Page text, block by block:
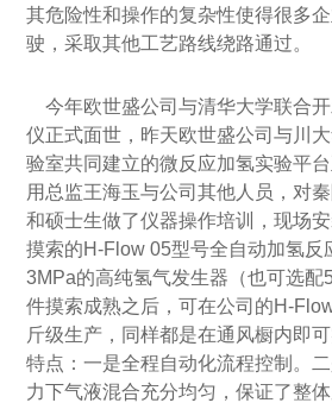
其危险性和操作的复杂性使得很多
驶，采取其他工艺路线绕路通过。
今年欧世盛公司与清华大学联合
仪正式面世，昨天欧世盛公司与川
验室共同建立的微反应加氢实验平
用总监王海玉与公司其他人员，对
和硕士生做了仪器操作培训，现场
摸索的H-Flow 05型号全自动加氢反
3MPa的高纯氢气发生器（也可选配
件摸索成熟之后，可在公司的H-
斤级生产，同样都是在通风橱内即
特点：一是全程自动化流程控制。
力下气液混合充分均匀，保证了整